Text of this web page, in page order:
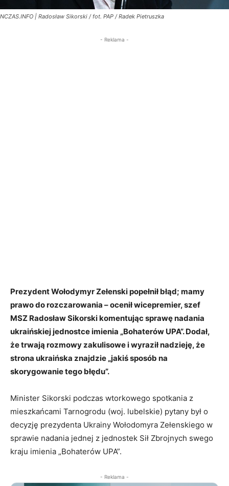
NCZAS.INFO | Radosław Sikorski / fot. PAP / Radek Pietruszka
- Reklama -
Prezydent Wołodymyr Zełenski popełnił błąd; mamy
prawo do rozczarowania – ocenił wicepremier, szef
MSZ Radosław Sikorski komentując sprawę nadania
ukraińskiej jednostce imienia „Bohaterów UPA”. Dodał,
że trwają rozmowy zakulisowe i wyraził nadzieję, że
strona ukraińska znajdzie „jakiś sposób na
skorygowanie tego błędu”.
Minister Sikorski podczas wtorkowego spotkania z
mieszkańcami Tarnogrodu (woj. lubelskie) pytany był o
decyzję prezydenta Ukrainy Wołodomyra Zełenskiego w
sprawie nadania jednej z jednostek Sił Zbrojnych swego
kraju imienia „Bohaterów UPA”.
- Reklama -